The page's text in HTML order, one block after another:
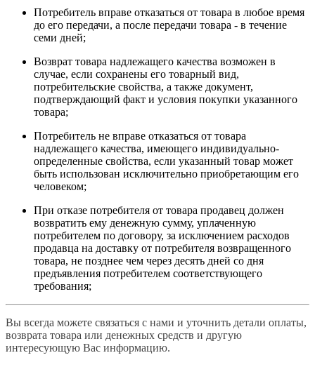
Потребитель вправе отказаться от товара в любое время
до его передачи, а после передачи товара - в течение
семи дней;
Возврат товара надлежащего качества возможен в
случае, если сохранены его товарный вид,
потребительские свойства, а также документ,
подтверждающий факт и условия покупки указанного
товара;
Потребитель не вправе отказаться от товара
надлежащего качества, имеющего индивидуально-
определенные свойства, если указанный товар может
быть использован исключительно приобретающим его
человеком;
При отказе потребителя от товара продавец должен
возвратить ему денежную сумму, уплаченную
потребителем по договору, за исключением расходов
продавца на доставку от потребителя возвращенного
товара, не позднее чем через десять дней со дня
предъявления потребителем соответствующего
требования;
Вы всегда можете связаться с нами и уточнить детали оплаты,
возврата товара или денежных средств и другую
интересующую Вас информацию.